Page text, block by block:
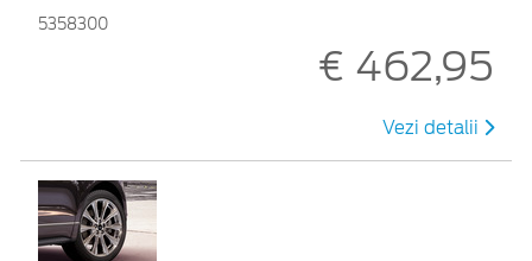
5358300
€ 462,95
Vezi detalii